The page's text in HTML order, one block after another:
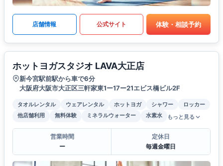
店舗情報 公式サイト 体験・相談予約
ホットヨガスタジオ LAVA大正店
新今宮駅前駅から車で6分
大阪府大阪市大正区三軒家東1ー17ー21エビス橋ビル2F
タオルレンタル ウェアレンタル ホットヨガ シャワー
ロッカー
他店舗利用
無料体験 ミネラルウォーター 水素水 もっと見る
営業時間
ー
定休日
毎週金曜日